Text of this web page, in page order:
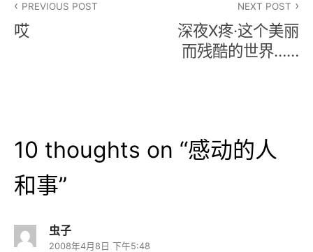
章
PREVIOUS POST
哎
NEXT POST
深夜X疼·这个美丽
而残酷的世界……
10 thoughts on “感动的人
和事”
虫子
2008年4月8日 下午5:48